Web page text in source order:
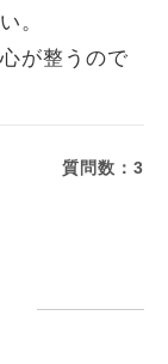
。
が整うので
質問数：3